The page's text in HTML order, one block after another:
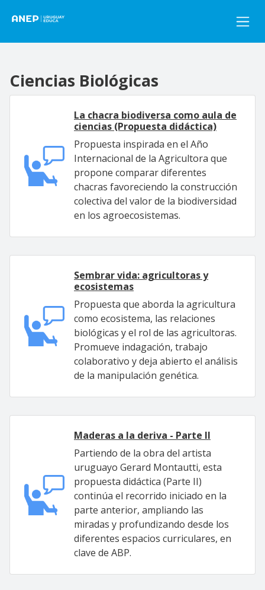
Ciencias Biológicas
La chacra biodiversa como aula de
ciencias (Propuesta didáctica)
Propuesta inspirada en el Año
Internacional de la Agricultora que
propone comparar diferentes
chacras favoreciendo la construcción
colectiva del valor de la biodiversidad
en los agroecosistemas.
Sembrar vida: agricultoras y
ecosistemas
Propuesta que aborda la agricultura
como ecosistema, las relaciones
biológicas y el rol de las agricultoras.
Promueve indagación, trabajo
colaborativo y deja abierto el análisis
de la manipulación genética.
Maderas a la deriva - Parte II
Partiendo de la obra del artista
uruguayo Gerard Montautti, esta
propuesta didáctica (Parte II)
continúa el recorrido iniciado en la
parte anterior, ampliando las
miradas y profundizando desde los
diferentes espacios curriculares, en
clave de ABP.